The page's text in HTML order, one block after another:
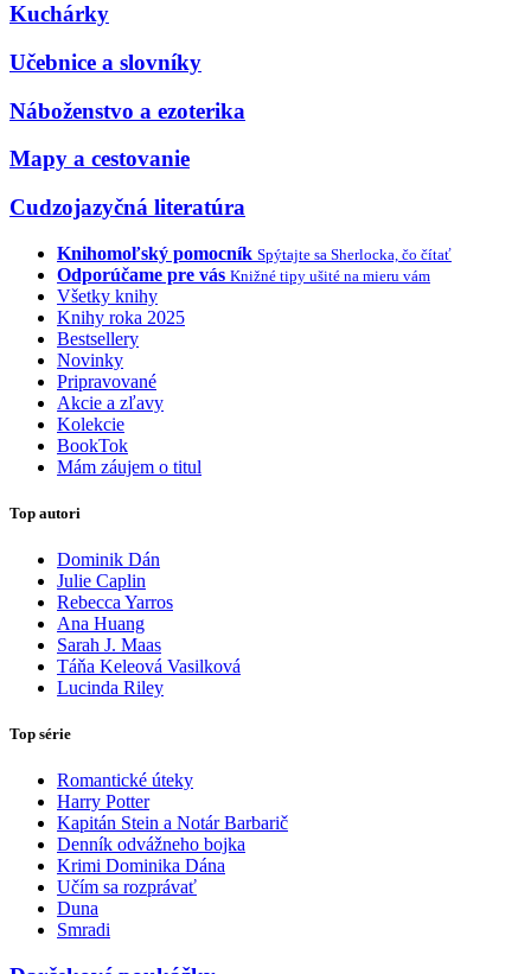
Kuchárky
Učebnice a slovníky
Náboženstvo a ezoterika
Mapy a cestovanie
Cudzojazyčná literatúra
Knihomoľský pomocník Spýtajte sa Sherlocka, čo čítať
Odporúčame pre vás Knižné tipy ušité na mieru vám
Všetky knihy
Knihy roka 2025
Bestsellery
Novinky
Pripravované
Akcie a zľavy
Kolekcie
BookTok
Mám záujem o titul
Top autori
Dominik Dán
Julie Caplin
Rebecca Yarros
Ana Huang
Sarah J. Maas
Táňa Keleová Vasilková
Lucinda Riley
Top série
Romantické úteky
Harry Potter
Kapitán Stein a Notár Barbarič
Denník odvážneho bojka
Krimi Dominika Dána
Učím sa rozprávať
Duna
Smradi